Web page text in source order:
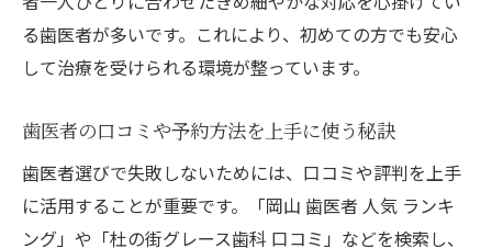
る歯医者が多いです。これにより、初めての方でも安心
して治療を受けられる環境が整っています。
歯医者の口コミや予約方法を上手に使う秘訣
歯医者選びで失敗しないためには、口コミや評判を上手
に活用することが重要です。「岡山 歯医者 人気 ランキ
ング」や「杜の街グレース歯科 口コミ」などを検索し、